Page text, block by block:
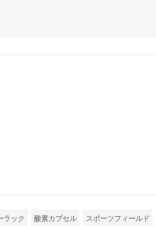
ラック 酸素カプセル スポーツフィールド